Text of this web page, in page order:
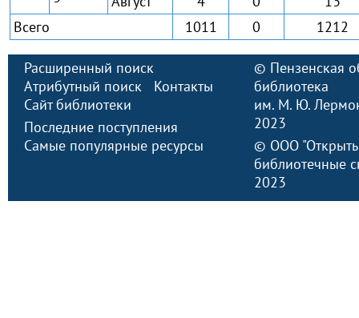
Всего
1011 0 1212
Расширенный поиск
Атрибутный поиск
Контакты
Сайт библиотеки
Последние поступления
Самые популярные ресурсы
© Пензенская
библиотека
им. М. Ю.
2023
© ООО
библиотечные
2023